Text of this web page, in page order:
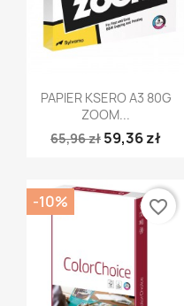
Szybki podgląd
PAPIER KSERO A3 80G
ZOOM...
65,96 zł 59,36 zł
-10% favorite_border